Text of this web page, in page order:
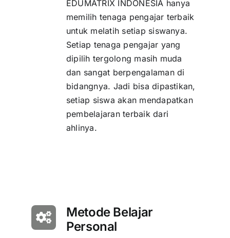
EDUMATRIX INDONESIA hanya
memilih tenaga pengajar terbaik
untuk melatih setiap siswanya.
Setiap tenaga pengajar yang
dipilih tergolong masih muda
dan sangat berpengalaman di
bidangnya. Jadi bisa dipastikan,
setiap siswa akan mendapatkan
pembelajaran terbaik dari
ahlinya.
Metode Belajar
Personal